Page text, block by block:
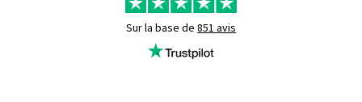
Sur la base de 851 avis